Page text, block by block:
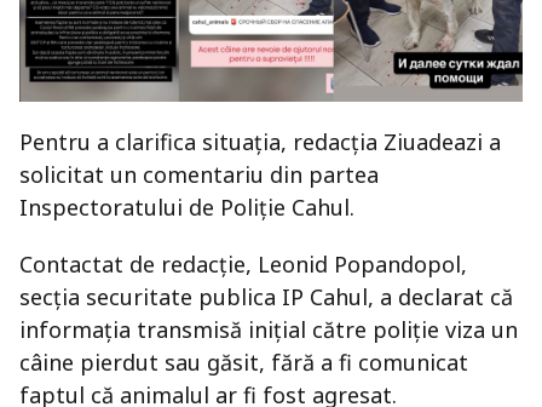
Pentru a clarifica situația, redacția Ziuadeazi a
solicitat un comentariu din partea
Inspectoratului de Poliție Cahul.
Contactat de redacție, Leonid Popandopol,
secția securitate publica IP Cahul, a declarat că
informația transmisă inițial către poliție viza un
câine pierdut sau găsit, fără a fi comunicat
faptul că animalul ar fi fost agresat.